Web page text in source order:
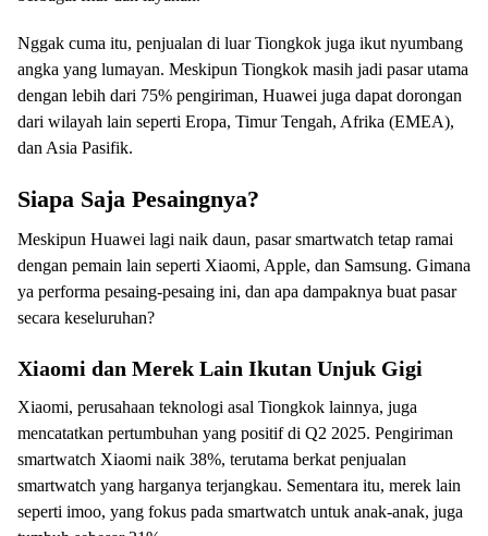
Nggak cuma itu, penjualan di luar Tiongkok juga ikut nyumbang
angka yang lumayan. Meskipun Tiongkok masih jadi pasar utama
dengan lebih dari 75% pengiriman, Huawei juga dapat dorongan
dari wilayah lain seperti Eropa, Timur Tengah, Afrika (EMEA),
dan Asia Pasifik.
Siapa Saja Pesaingnya?
Meskipun Huawei lagi naik daun, pasar smartwatch tetap ramai
dengan pemain lain seperti Xiaomi, Apple, dan Samsung. Gimana
ya performa pesaing-pesaing ini, dan apa dampaknya buat pasar
secara keseluruhan?
Xiaomi dan Merek Lain Ikutan Unjuk Gigi
Xiaomi, perusahaan teknologi asal Tiongkok lainnya, juga
mencatatkan pertumbuhan yang positif di Q2 2025. Pengiriman
smartwatch Xiaomi naik 38%, terutama berkat penjualan
smartwatch yang harganya terjangkau. Sementara itu, merek lain
seperti imoo, yang fokus pada smartwatch untuk anak-anak, juga